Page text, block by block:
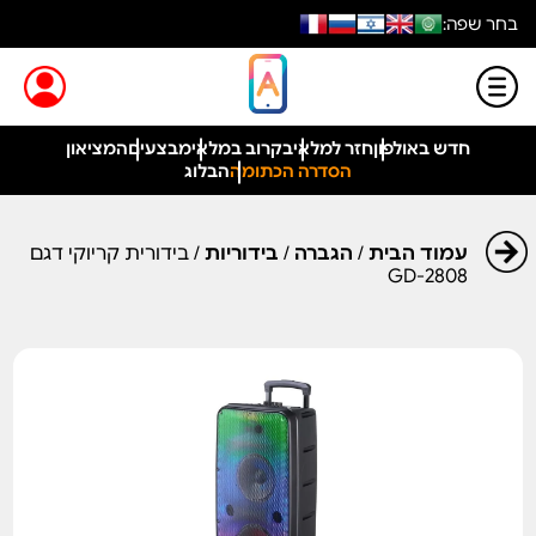
בחר שפה:
חדש באולפוןחזר למלאיבקרוב במלאימבצעיםהמציאון
הסדרה הכתומההבלוג
עמוד הבית/ הגברה / בידוריות/ בידורית קריוקי דגם
GD-2808